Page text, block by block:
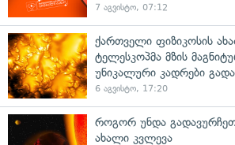
7 აგვისტო, 07:12
ქართველი ფიზიკოსის
ტელესკოპმა მზის
უნიკალური კადრები
6 აგვისტო, 17:20
როგორ უნდა
ახალი კვლევა